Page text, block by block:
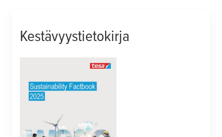
Kestävyystietokirja